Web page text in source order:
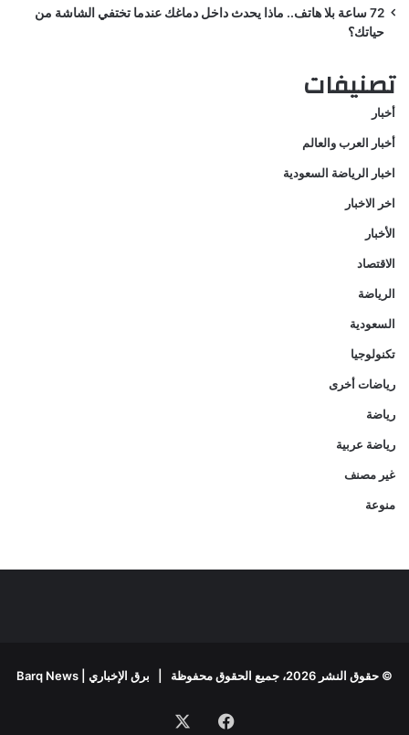
72 ساعة بلا هاتف.. ماذا يحدث داخل دماغك عندما تختفي الشاشة من
حياتك؟
تصنيفات
أخبار
أخبار العرب والعالم
اخبار الرياضة السعودية
اخر الاخبار
الأخبار
الاقتصاد
الرياضة
السعودية
تكنولوجيا
رياضات أخرى
رياضة
رياضة عربية
غير مصنف
منوعة
© حقوق النشر 2026، جميع الحقوق محفوظة | برق الإخباري | Barq News
فيسبوك